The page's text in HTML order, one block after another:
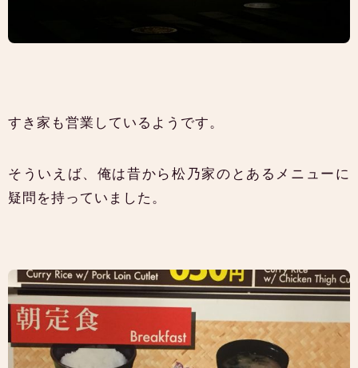
すき家も営業しているようです。
そういえば、俺は昔から松乃家のとあるメニューに
疑問を持っていました。